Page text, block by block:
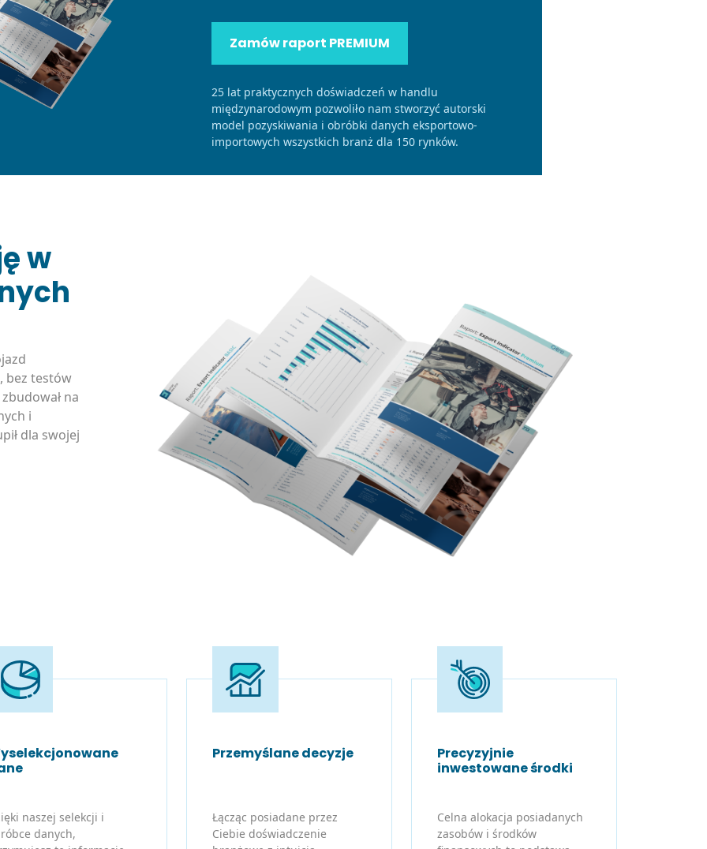
Zamów raport PREMIUM
25 lat praktycznych doświadczeń w handlu
międzynarodowym pozwoliło nam stworzyć autorski
model pozyskiwania i obróbki danych eksportowo-
importowych wszystkich branż dla 150 rynków.
w
bez testów
na
i
dla swojej
naszej selekcji i
danych,
Przemyślane decyzje
Łącząc posiadane przez
Ciebie doświadczenie
Precyzyjnie
inwestowane środki
Celna alokacja posiadanych
zasobów i środków